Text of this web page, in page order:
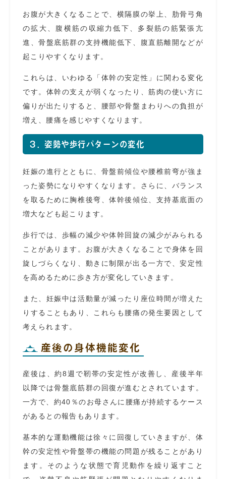
お腹が大きくなることで、横隔膜の挙上、肋骨弓角
の拡大、腹横筋の収縮力低下、多裂筋の筋緊張亢
進、骨盤底筋群の支持機能低下、腹直筋離開などが
起こりやすくなります。
これらは、いわゆる「体幹の安定性」に関わる変化
です。体幹の支えが弱くなったり、筋肉の使い方に
偏りが出たりすると、腰部や骨盤まわりへの負担が
増え、腰痛を感じやすくなります。
3．姿勢や歩行パターンの変化
妊娠の進行とともに、骨盤前傾位や腰椎前弯が強ま
った姿勢になりやすくなります。さらに、バランス
を取るために胸椎後弯、体幹後傾位、支持基底面の
増大なども起こります。
歩行では、歩幅の減少や体幹回旋の減少がみられる
ことがあります。お腹が大きくなることで身体を回
旋しづらくなり、動きに制限が出る一方で、安定性
を高めるために歩き方が変化していきます。
また、妊娠中は活動量が減ったり座位時間が増えた
りすることもあり、これらも腰痛の発生要因として
考えられます。
産後の身体機能変化
産後は、約8週で靭帯の安定性が改善し、産後半年
以降では骨盤底筋群の回復が進むとされています。
一方で、約40％のお母さんに腰痛が持続するケース
があるとの報告もあります。
基本的な運動機能は徐々に回復していきますが、体
幹の安定性や骨盤帯の機能の問題が残ることがあり
ます。そのような状態で育児動作を繰り返すこと